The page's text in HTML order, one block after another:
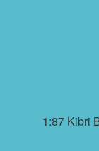
1:87 Kibri